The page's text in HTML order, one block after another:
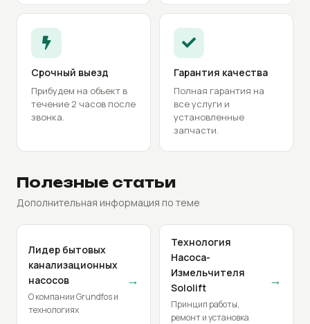
Срочный выезд
Прибудем на объект в
течение 2 часов после
звонка.
Гарантия качества
Полная гарантия на
все услуги и
установленные
запчасти.
Полезные статьи
Дополнительная информация по теме
Лидер бытовых
канализационных
насосов
О компании Grundfos и
технологиях
→
Технология
Насоса-
Измельчителя
Sololift
Принцип работы,
ремонт и установка
→